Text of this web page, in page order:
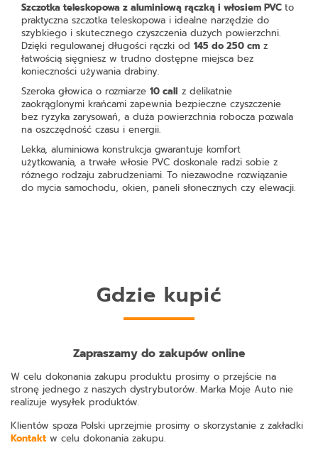
Szczotka teleskopowa z aluminiową rączką i włosiem PVC to
praktyczna szczotka teleskopowa i idealne narzędzie do
szybkiego i skutecznego czyszczenia dużych powierzchni.
Dzięki regulowanej długości rączki od 145 do 250 cm z
łatwością sięgniesz w trudno dostępne miejsca bez
konieczności używania drabiny.
Szeroka głowica o rozmiarze 10 cali z delikatnie
zaokrąglonymi krańcami zapewnia bezpieczne czyszczenie
bez ryzyka zarysowań, a duża powierzchnia robocza pozwala
na oszczędność czasu i energii.
Lekka, aluminiowa konstrukcja gwarantuje komfort
użytkowania, a trwałe włosie PVC doskonale radzi sobie z
różnego rodzaju zabrudzeniami. To niezawodne rozwiązanie
do mycia samochodu, okien, paneli słonecznych czy elewacji.
Gdzie kupić
Zapraszamy do zakupów online
W celu dokonania zakupu produktu prosimy o przejście na
stronę jednego z naszych dystrybutorów. Marka Moje Auto nie
realizuje wysyłek produktów.
Klientów spoza Polski uprzejmie prosimy o skorzystanie z zakładki
Kontakt w celu dokonania zakupu.